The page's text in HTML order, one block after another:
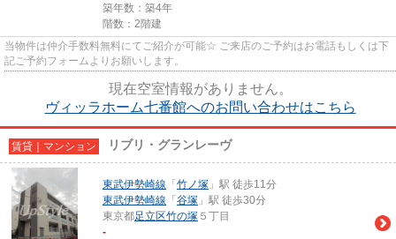
築年数：築4年
階数：2階建
当物件は仲介手数料無料にてご紹介が可能☆ ご来店のご予約はお電話もしくは下
記ご予約フォームよりお願いします。
現在空室情報がありません。
ヴィッラホーム七番館へのお問い合わせはこちら
賃貸｜マンション リブリ・グランレーヴ
東武伊勢崎線 「 竹ノ塚 」駅 徒歩11分
東武伊勢崎線 「 谷塚 」駅 徒歩30分
東京都足立区竹の塚 ５丁目
-